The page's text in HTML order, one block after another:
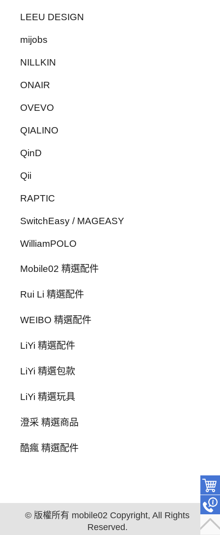
LEEU DESIGN
mijobs
NILLKIN
ONAIR
OVEVO
QIALINO
QinD
Qii
RAPTIC
SwitchEasy / MAGEASY
WilliamPOLO
Mobile02 精選配件
Rui Li 精選配件
WEIBO 精選配件
LiYi 精選配件
LiYi 精選包款
LiYi 精選玩具
澄采 精選商品
酷瘋 精選配件
© 版權所有 mobile02 Copyright, All Rights
Reserved.